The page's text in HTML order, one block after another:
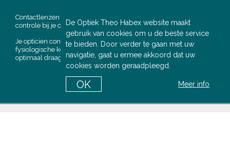
Contactlenzen zijn een medisch product. Een regelmatige
controle bij je opticien is noodzakelijk.
Je opticien controleert of de lens overeenkomt met de
fysiologische kenmerken van je oog om een perfect zicht en een
optimaal draagcomfort te verzekeren.
MAAK EEN
De Optiek Theo Habex website maakt
gebruik van cookies om u de beste service
te bieden. Door verder te gaan met uw
navigatie, gaat u ermee akkoord dat uw
cookies worden geraadpleegd.
Meer info
OK